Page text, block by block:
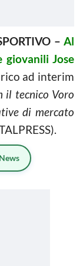
– Al
giovanili Jose
ad interim
il tecnico Voro
di mercato
News